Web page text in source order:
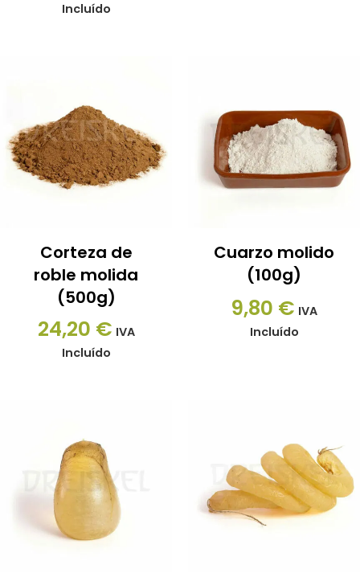
Incluído
Corteza de
roble molida
(500g)
24,20 € IVA
Incluído
Cuarzo molido
(100g)
9,80 € IVA
Incluído